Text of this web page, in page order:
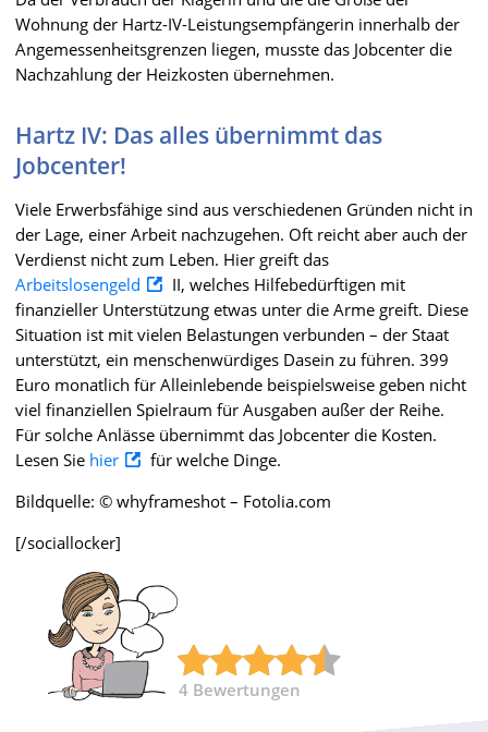
Wohnung der Hartz-IV-Leistungsempfängerin innerhalb der
Angemessenheitsgrenzen liegen, musste das Jobcenter die
Nachzahlung der Heizkosten übernehmen.
Hartz IV: Das alles übernimmt das
Jobcenter!
Viele Erwerbsfähige sind aus verschiedenen Gründen nicht in
der Lage, einer Arbeit nachzugehen. Oft reicht aber auch der
Verdienst nicht zum Leben. Hier greift das
Arbeitslosengeld
II, welches Hilfebedürftigen mit
finanzieller Unterstützung etwas unter die Arme greift. Diese
Situation ist mit vielen Belastungen verbunden – der Staat
unterstützt, ein menschenwürdiges Dasein zu führen. 399
Euro monatlich für Alleinlebende beispielsweise geben nicht
viel finanziellen Spielraum für Ausgaben außer der Reihe.
Für solche Anlässe übernimmt das Jobcenter die Kosten.
Lesen Sie hier
für welche Dinge.
Bildquelle: © whyframeshot – Fotolia.com
[/sociallocker]
4 Bewertungen